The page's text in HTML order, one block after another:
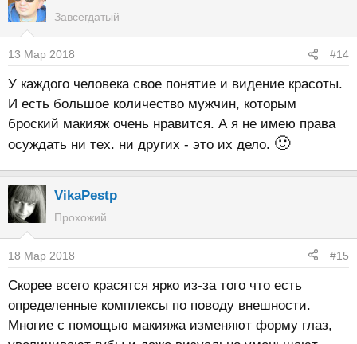
к
ц
и
:
Завсегдатый
13 Мар 2018 #14
У каждого человека свое понятие и видение красоты.
И есть большое количество мужчин, которым
броский макияж очень нравится. А я не имею права
осуждать ни тех. ни других - это их дело. 🙂
VikaPestp
Прохожий
18 Мар 2018 #15
Скорее всего красятся ярко из-за того что есть
определенные комплексы по поводу внешности.
Многие с помощью макияжа изменяют форму глаз,